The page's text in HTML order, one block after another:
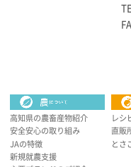
高知県の農畜産物紹介
安全安心の取り組み
JAの特徴
新規就農支援
レシ
直販
とさ